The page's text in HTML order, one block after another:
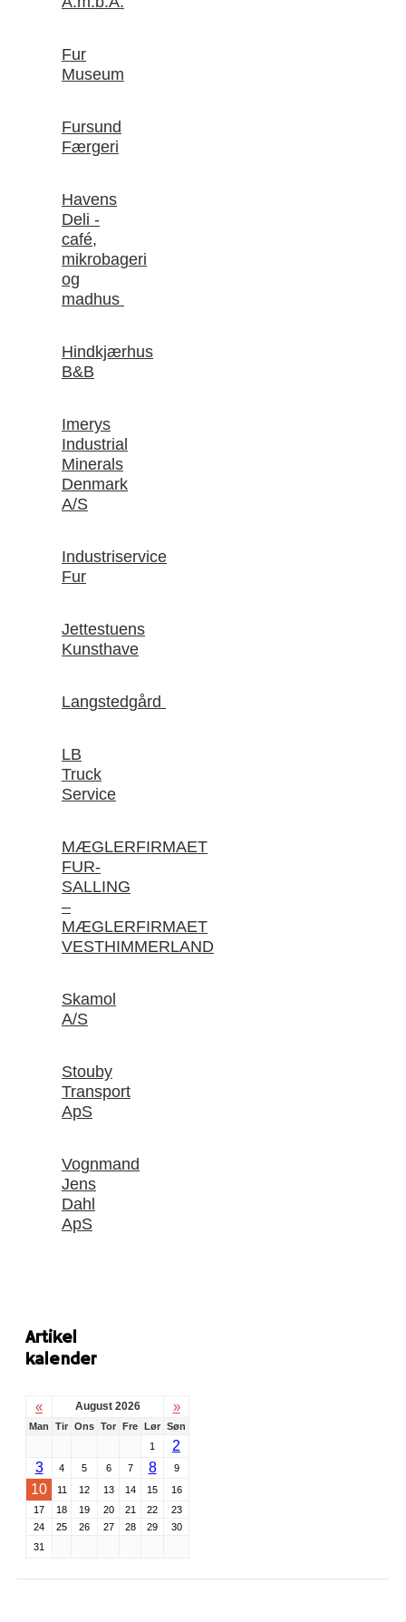
Fur
Museum
Fursund
Færgeri
Havens
Deli -
café,
mikrobageri
og
madhus
Hindkjærhus
B&B
Imerys
Industrial
Minerals
Denmark
A/S
Industriservice
Fur
Jettestuens
Kunsthave
Langstedgård
LB
Truck
Service
MÆGLERFIRMAET
FUR-
SALLING
–
MÆGLERFIRMAET
VESTHIMMERLAND
Skamol
A/S
Stouby
Transport
ApS
Vognmand
Jens
Dahl
ApS
Artikel
kalender
« August 2026 »
Man Tir Ons Tor Fre Lør Søn
1
2
3
4 5 6 7 8 9
10 11 12 13 14 15
16
17
18 19 20 21 22
23
24
25 26 27 28 29
30
31